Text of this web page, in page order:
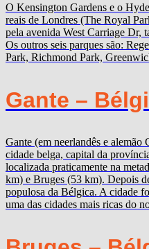
O Kensington Gardens e o
reais de Londres (The Royal
pela avenida West Carriage Dr,
Os outros seis parques são:
Park, Richmond Park,
Gante –
Gante (em neerlandês e alemão
cidade belga, capital da
localizada praticamente na
km) e Bruges (53 km). Depois
populosa da Bélgica. A cidade
uma das cidades mais ricas do